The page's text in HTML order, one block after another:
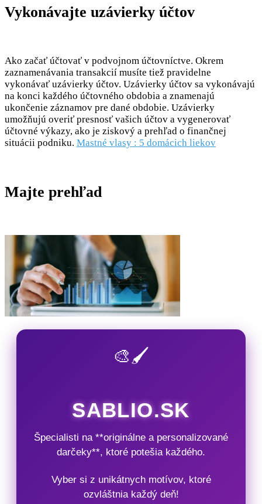
Vykonávajte uzávierky účtov
Ako začať účtovať v podvojnom účtovníctve. Okrem
zaznamenávania transakcií musíte tiež pravidelne
vykonávať uzávierky účtov. Uzávierky účtov sa vykonávajú
na konci každého účtovného obdobia a znamenajú
ukončenie záznamov pre dané obdobie. Uzávierky
umožňujú overiť presnosť vašich účtov a vygenerovať
účtovné výkazy, ako je ziskový a prehľad o finančnej
situácii podniku. Mastné vlasy : 5 domácich liekov
Majte prehľad
🎨🖌️
SABLIO.SK
Špecialisti na **originálne a personalizované
darčeky**, ktoré potešia každého.
Vyber si z unikátnych motívov, ktoré
ozvláštnia každý deň!